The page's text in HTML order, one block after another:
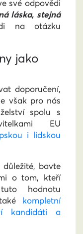
své odpovědi
láska, stejná
na otázku
jako
doporučení,
však pro nás
spolu s
EU
i lidskou
bavte
o tom, kteří
hodnotu
kompletní
kandidáti a